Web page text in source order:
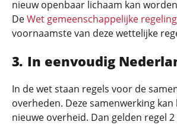
nieuw openbaar lichaam kan
DeWet gemeenschappelijke
voornaamste van deze wettelijke
In eenvoudig
In de wet staan regels voor de
overheden. Deze samenwerking
nieuwe overheid. Dan gelden regel 2